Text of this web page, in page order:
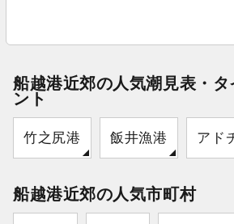
船越港近郊の人気潮見表・タ
ント
竹之尻港 飯井漁港 アド
船越港近郊の人気市町村